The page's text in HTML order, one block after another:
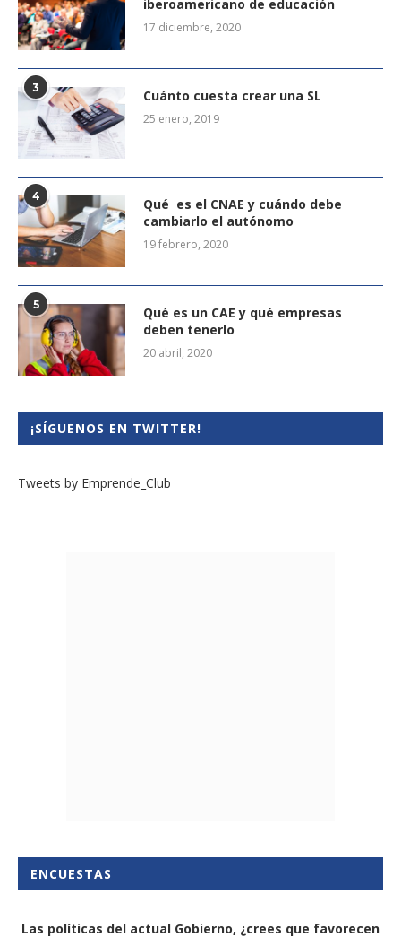
iberoamericano de educación
17 diciembre, 2020
3 Cuánto cuesta crear una SL
25 enero, 2019
4
Qué es el CNAE y cuándo debe
cambiarlo el autónomo
19 febrero, 2020
5
Qué es un CAE y qué empresas
deben tenerlo
20 abril, 2020
¡SÍGUENOS EN TWITTER!
Tweets by Emprende_Club
ENCUESTAS
Las políticas del actual Gobierno, ¿crees que favorecen